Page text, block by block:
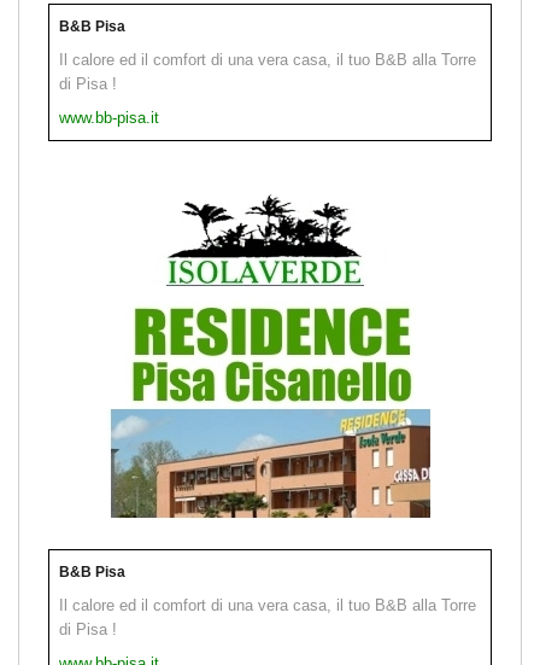
B&B Pisa
Il calore ed il comfort di una vera casa, il tuo B&B alla Torre
di Pisa !
www.bb-pisa.it
B&B Pisa
Il calore ed il comfort di una vera casa, il tuo B&B alla Torre
di Pisa !